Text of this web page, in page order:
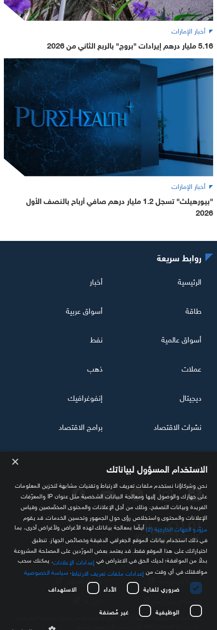
أخبار الإمارات
5.16 مليار درهم إيرادات "بروج" بالربع الثاني من 2026
أخبار الإمارات
"بيورهيلث" تسجل 1.2 مليار درهم صافي أرباح بالنصف الأول
2026
تابعنا
مصدرك الموثوق للمعلومة الاقتصادية
روابط سريعة
الرئيسية أخبار
طاقة أسواق عربية
أسواق عالمية نفط
عملات ذهب
ديجيتال إنفوغرافيك
نشرات الاقتصاد برامج الاقتصاد
سياسة الخصوصية الشروط والأحكام
كافة العلامات التجارية الخاصة بـ SKY وكل ما تتضمنه من حقوق الملكية الفكرية هي
× الاستخدام المسؤول لبياناتك
نحن وشركاؤنا نستخدم ملفات تعريف الارتباط وتقنيات مشابهة لتخزين المعلومات
على جهازك والوصول إليها ومعالجة البيانات الشخصية مثل عنوان IP والمعرّفات
الفريدة وبيانات التصفح، وذلك من أجل الإعلانات والمحتوى المخصّصين وقياس
الإعلانات والمحتوى واستخلاص رؤى حول الجمهور وتحسين الخدمات. قد يقوم
مزوّدو الجهات الخارجية (2)
أيضًا بمعالجة بياناتك لهذه الأغراض ولأغراض أخرى، بما
في ذلك استخدام بيانات الموقع الجغرافي الدقيقة وخصائص الجهاز. تنطبق
اختياراتك على هذا الموقع فقط. قد يعتمد بعض المورّدين على المصلحة المشروعة
بدلاً من الموافقة؛ لديك الحق في الاعتراض في إعدادات الإعلانات . يمكنك سحب
موافقتك في أي وقت من إعدادات ملفات تعريف الارتباط سياسة الخصوصية
ضروري للغاية
الأداء الاستهداف
الوظيفية غير مُصنفة